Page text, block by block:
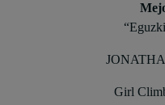
Girl